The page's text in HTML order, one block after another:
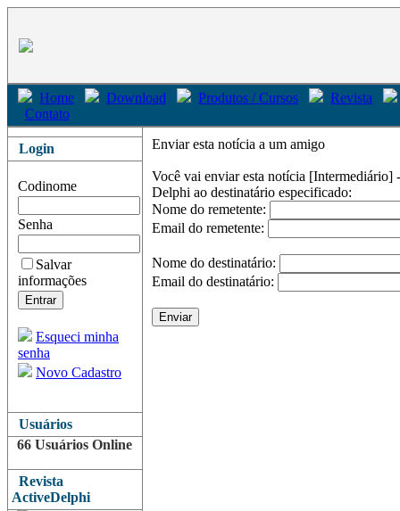
Home Download Produtos / Cursos
Revista
Contato
Login
Codinome
Senha
Salvar
informações
Esqueci minha
senha
Novo Cadastro
Usuários
66 Usuários Online
Revista
ActiveDelphi
Enviar esta notícia a um amigo
Você vai enviar esta notícia [Intermediário]
Delphi ao destinatário especificado:
Nome do remetente:
Email do remetente:
Nome do destinatário:
Email do destinatário: